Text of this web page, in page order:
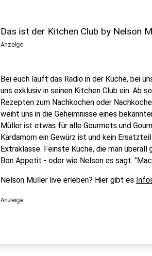
Das ist der Kitchen Club by Nelson
Anzeige
Bei euch läuft das Radio in der Küche, bei
uns exklusiv in seinen Kitchen Club ein. Ab
Rezepten zum Nachkochen oder
weiht uns in die Geheimnisse eines
Müller ist etwas für alle Gourmets und
Kardamom ein Gewürz ist und kein
Extraklasse. Feinste Küche, die man überall
Bon Appetit - oder wie Nelson es sagt:
Nelson Müller live erleben? Hier gibt es
Anzeige